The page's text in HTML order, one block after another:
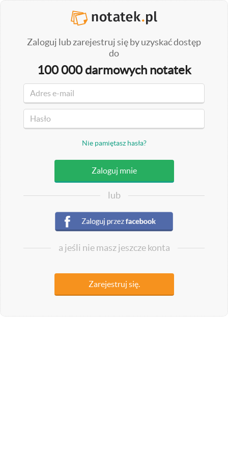
Zaloguj lub zarejestruj się by uzyskać dostęp
do
100 000 darmowych notatek
Nie pamiętasz hasła?
lub
a jeśli nie masz jeszcze konta
Zarejestruj się.